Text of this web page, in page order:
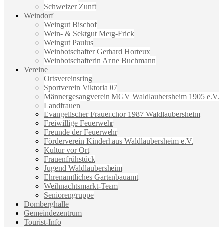
Schweizer Zunft
Weindorf
Weingut Bischof
Wein- & Sektgut Merg-Frick
Weingut Paulus
Weinbotschafter Gerhard Horteux
Weinbotschafterin Anne Buchmann
Vereine
Ortsvereinsring
Sportverein Viktoria 07
Männergesangverein MGV Waldlaubersheim 1905 e.V.
Landfrauen
Evangelischer Frauenchor 1987 Waldlaubersheim
Freiwillige Feuerwehr
Freunde der Feuerwehr
Förderverein Kinderhaus Waldlaubersheim e.V.
Kultur vor Ort
Frauenfrühstück
Jugend Waldlaubersheim
Ehrenamtliches Gartenbauamt
Weihnachtsmarkt-Team
Seniorengruppe
Domberghalle
Gemeindezentrum
Tourist-Info